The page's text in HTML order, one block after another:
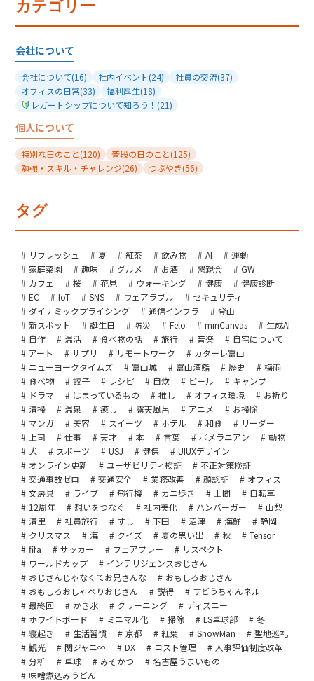
カテゴリー
会社について
会社について(16) 社内イベント(24) 社員の交流(37)
オフィスの日常(33) 福利厚生(18)
レガートシップについて知ろう！ (21)
個人について
特別な日のこと(120) 普段の日のこと(125)
勉強・スキル・チャレンジ(26) つぶやき(56)
タグ
リフレッシュ 夏 紅茶 飲み物 AI
運動
家庭菜園
趣味 グルメ お酒 懇親会
GW
カフェ
桜 花見 ウォーキング 健康
健康診断
EC
IoT SNS ウェアラブル
セキュリティ
ダイナミックプライシング
通信インフラ
登山
新スポット
誕生日 防災 Felo miriCanvas
生成AI
自作
温活 食べ物の話 旅行 音楽
自宅について
アート
サプリ リモートワーク
カターレ富山
ニューヨークタイムズ
富山城 富山湾鮨 歴史
梅雨
食べ物
餃子 レシピ 自炊 ビール
キャンプ
ドラマ
はまっているもの 推し オフィス環境
お祈り
清掃
温泉 癒し 露天風呂 アニメ
お掃除
マンガ
美容 スイーツ ホテル 和食
リーダー
上司
仕事 天才 本 言葉 ポメラニアン
動物
犬
スポーツ USJ 健保
UIUXデザイン
オンライン更新
ユーザビリティ検証
不正対策検証
交通事故ゼロ
交通安全 業務改善 顔認証
オフィス
文房具
ライブ 飛行機 カニ歩き 土間
自転車
12周年
想いをつなぐ 社内美化 ハンバーガー
山梨
清里
社員旅行 すし 下田 沼津 海鮮
静岡
クリスマス
海 クイズ 夏の思い出 秋
Tensor
fifa
サッカー フェアプレー
リスペクト
ワールドカップ
インテリジェンスおじさん
おじさんじゃなくてお兄さんな
おもしろおじさん
おもしろおしゃべりおじさん
説得
すどうちゃんネル
最終回
かき氷 クリーニング
ディズニー
ホワイトボード
ミニマル化 掃除 LS卓球部
冬
寝起き
生活習慣 京都 紅葉 SnowMan
聖地巡礼
観光
関ジャニ∞ DX コスト管理
人事評価制度改革
分析
卓球 みそかつ
名古屋うまいもの
味噌煮込みうどん